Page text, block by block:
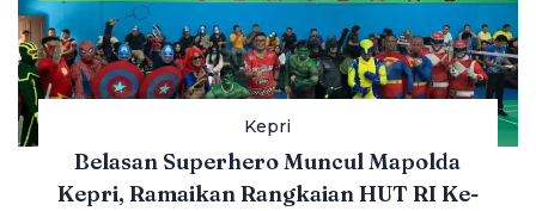
Kepri
Belasan Superhero Muncul Mapolda
Kepri, Ramaikan Rangkaian HUT RI Ke-